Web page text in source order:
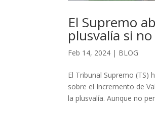
El Supremo
plusvalía si
Feb 14, 2024 | BLOG
El Tribunal Supremo
sobre el Incremento de
la plusvalía. Aunque no